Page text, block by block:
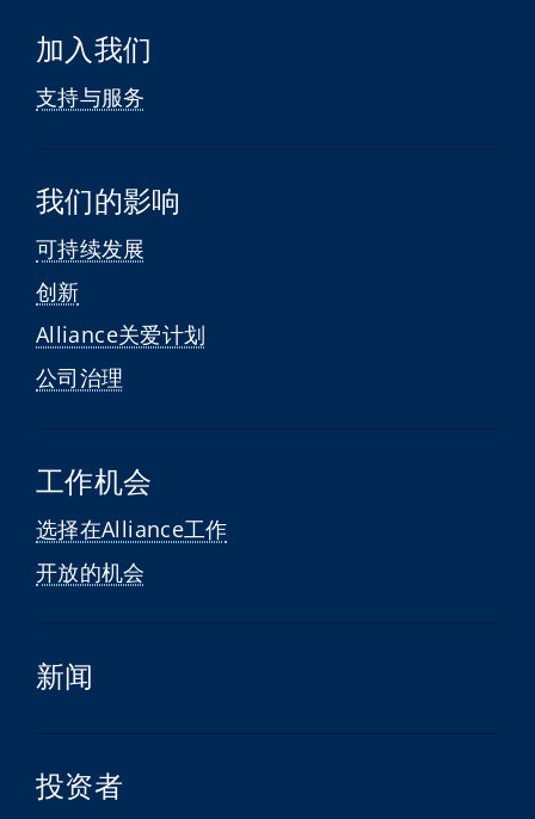
加入我们
支持与服务
我们的影响
可持续发展
创新
Alliance关爱计划
公司治理
工作机会
选择在Alliance工作
开放的机会
新闻
投资者